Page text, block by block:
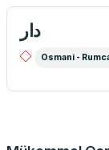
دار
Osmani -